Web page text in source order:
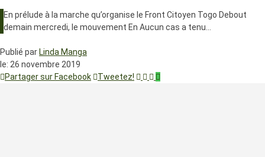
En prélude à la marche qu’organise le Front Citoyen Togo Debout
demain mercredi, le mouvement En Aucun cas a tenu…
Publié par Linda Manga
le: 26 novembre 2019
Partager sur Facebook
Tweetez!